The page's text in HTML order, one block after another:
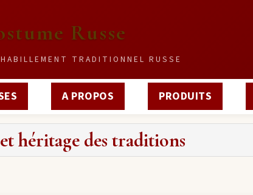
Russe
TRADITIONNEL RUSSE
A PROPOS PRODUITS
héritage des traditions